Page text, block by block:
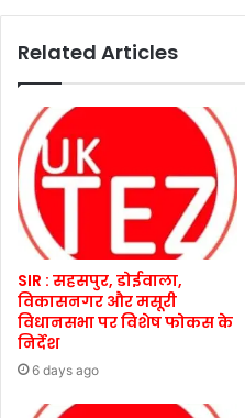
Related Articles
SIR : सहसपुर, डोईवाला,
विकासनगर और मसूरी
विधानसभा पर विशेष फोकस के
निर्देश
6 days ago